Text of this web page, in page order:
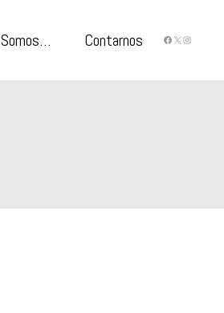
Somos… Contarnos X